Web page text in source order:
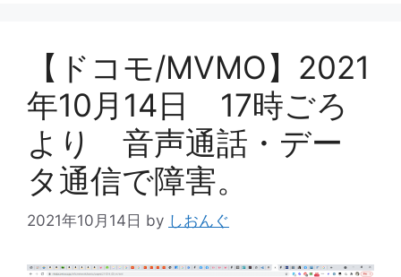
【ドコモ/MVMO】2021
年10月14日 17時ごろ
より 音声通話・デー
タ通信で障害。
2021年10月14日 by しおんぐ